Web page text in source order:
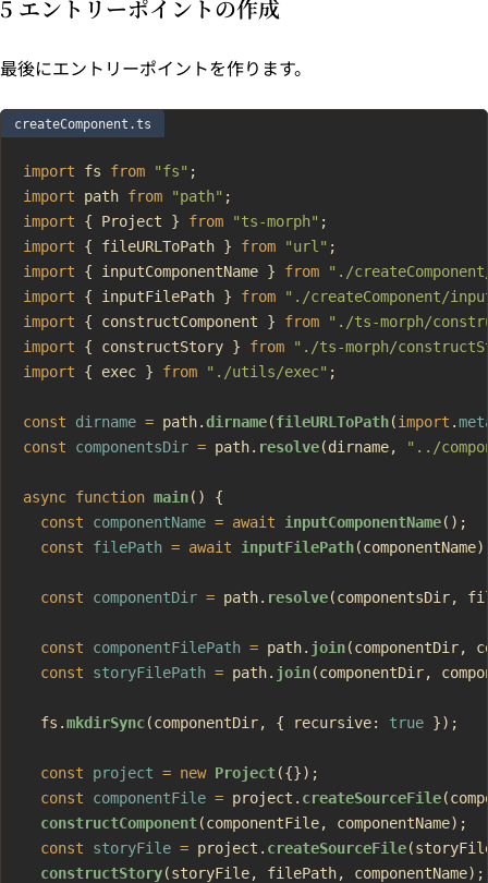
5 エントリーポイントの作成
最後にエントリーポイントを作ります。
createComponent.ts
import fs from "fs" ;
import path from "path" ;
import { Project } from "ts-morph" ;
import { fileURLToPath } from "url" ;
import { inputComponentName } from "./
import { inputFilePath } from "./createComponent/
import { constructComponent } from "./ts-morph/
import { constructStory } from "./ts-morph/
import { exec } from "./utils/exec" ;
const dirname = path.dirname(fileURLToPath(import .
const componentsDir = path. resolve(dirname, "../
async function main() {
  const
componentName = await inputComponentName();
  const
filePath = await inputFilePath
  const
componentDir = path. resolve(componentsDir,
  const
componentFilePath = path. join(componentDir,
  const
storyFilePath = path. join(componentDir,
  fs.
mkdirSync(componentDir, { recursive: true });
  const
project = new Project({});
  const
componentFile = project. createSourceFile
  constructComponent
(componentFile, componentName);
  const
storyFile = project. createSourceFile
  constructStory
(storyFile, filePath, componentName);